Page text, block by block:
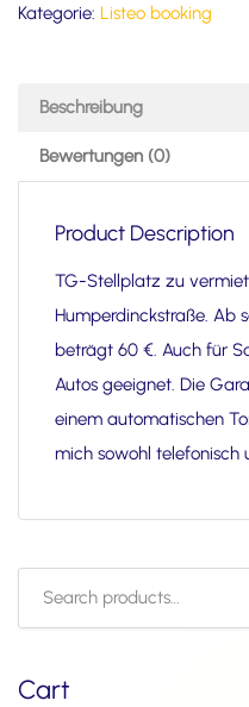
Kategorie: Listeo booking
Beschreibung
Bewertungen (0)
Product Description
TG-Stellplatz zu
Humperdinckstraße. Ab
beträgt 60 €. Auch für
Autos geeignet. Die
einem automatischen
mich sowohl telefonisch
Cart